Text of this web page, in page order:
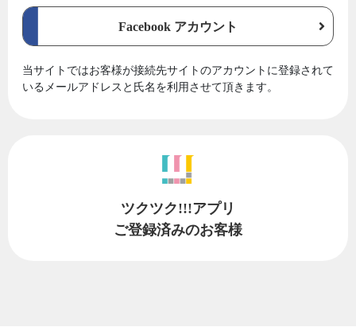
Facebook アカウント
当サイトではお客様が接続先サイトのアカウントに登録されて
いるメールアドレスと氏名を利用させて頂きます。
ツクツク!!!アプリ
ご登録済みのお客様